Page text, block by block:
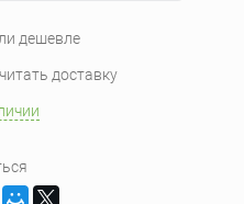
дешевле
доставку